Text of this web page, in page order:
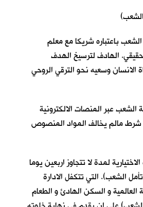
باعتباره شريكا مع معلم
الهادف لترسيخ الهدف
الانسان وسعيه نحو الترقي الروحي
عبر المنصات الالكترونية
شرط مالم يخالف المواد المنصوص
لمدة لا تتجاوز اربعين يوما
الشعب). التي تتكفل الادارة
العالمية و السكن الهادئ و الطعام